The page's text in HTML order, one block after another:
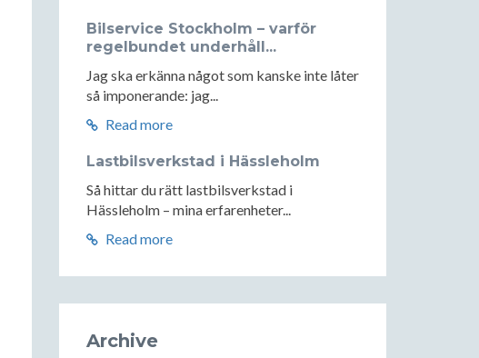
Bilservice Stockholm – varför
regelbundet underhåll...
Jag ska erkänna något som kanske inte låter
så imponerande: jag...
Read more
Lastbilsverkstad i Hässleholm
Så hittar du rätt lastbilsverkstad i
Hässleholm – mina erfarenheter...
Read more
Archive